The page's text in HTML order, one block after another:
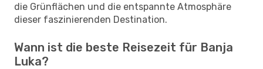
die Grünflächen und die entspannte Atmosphäre
dieser faszinierenden Destination.
Wann ist die beste Reisezeit für Banja
Luka?